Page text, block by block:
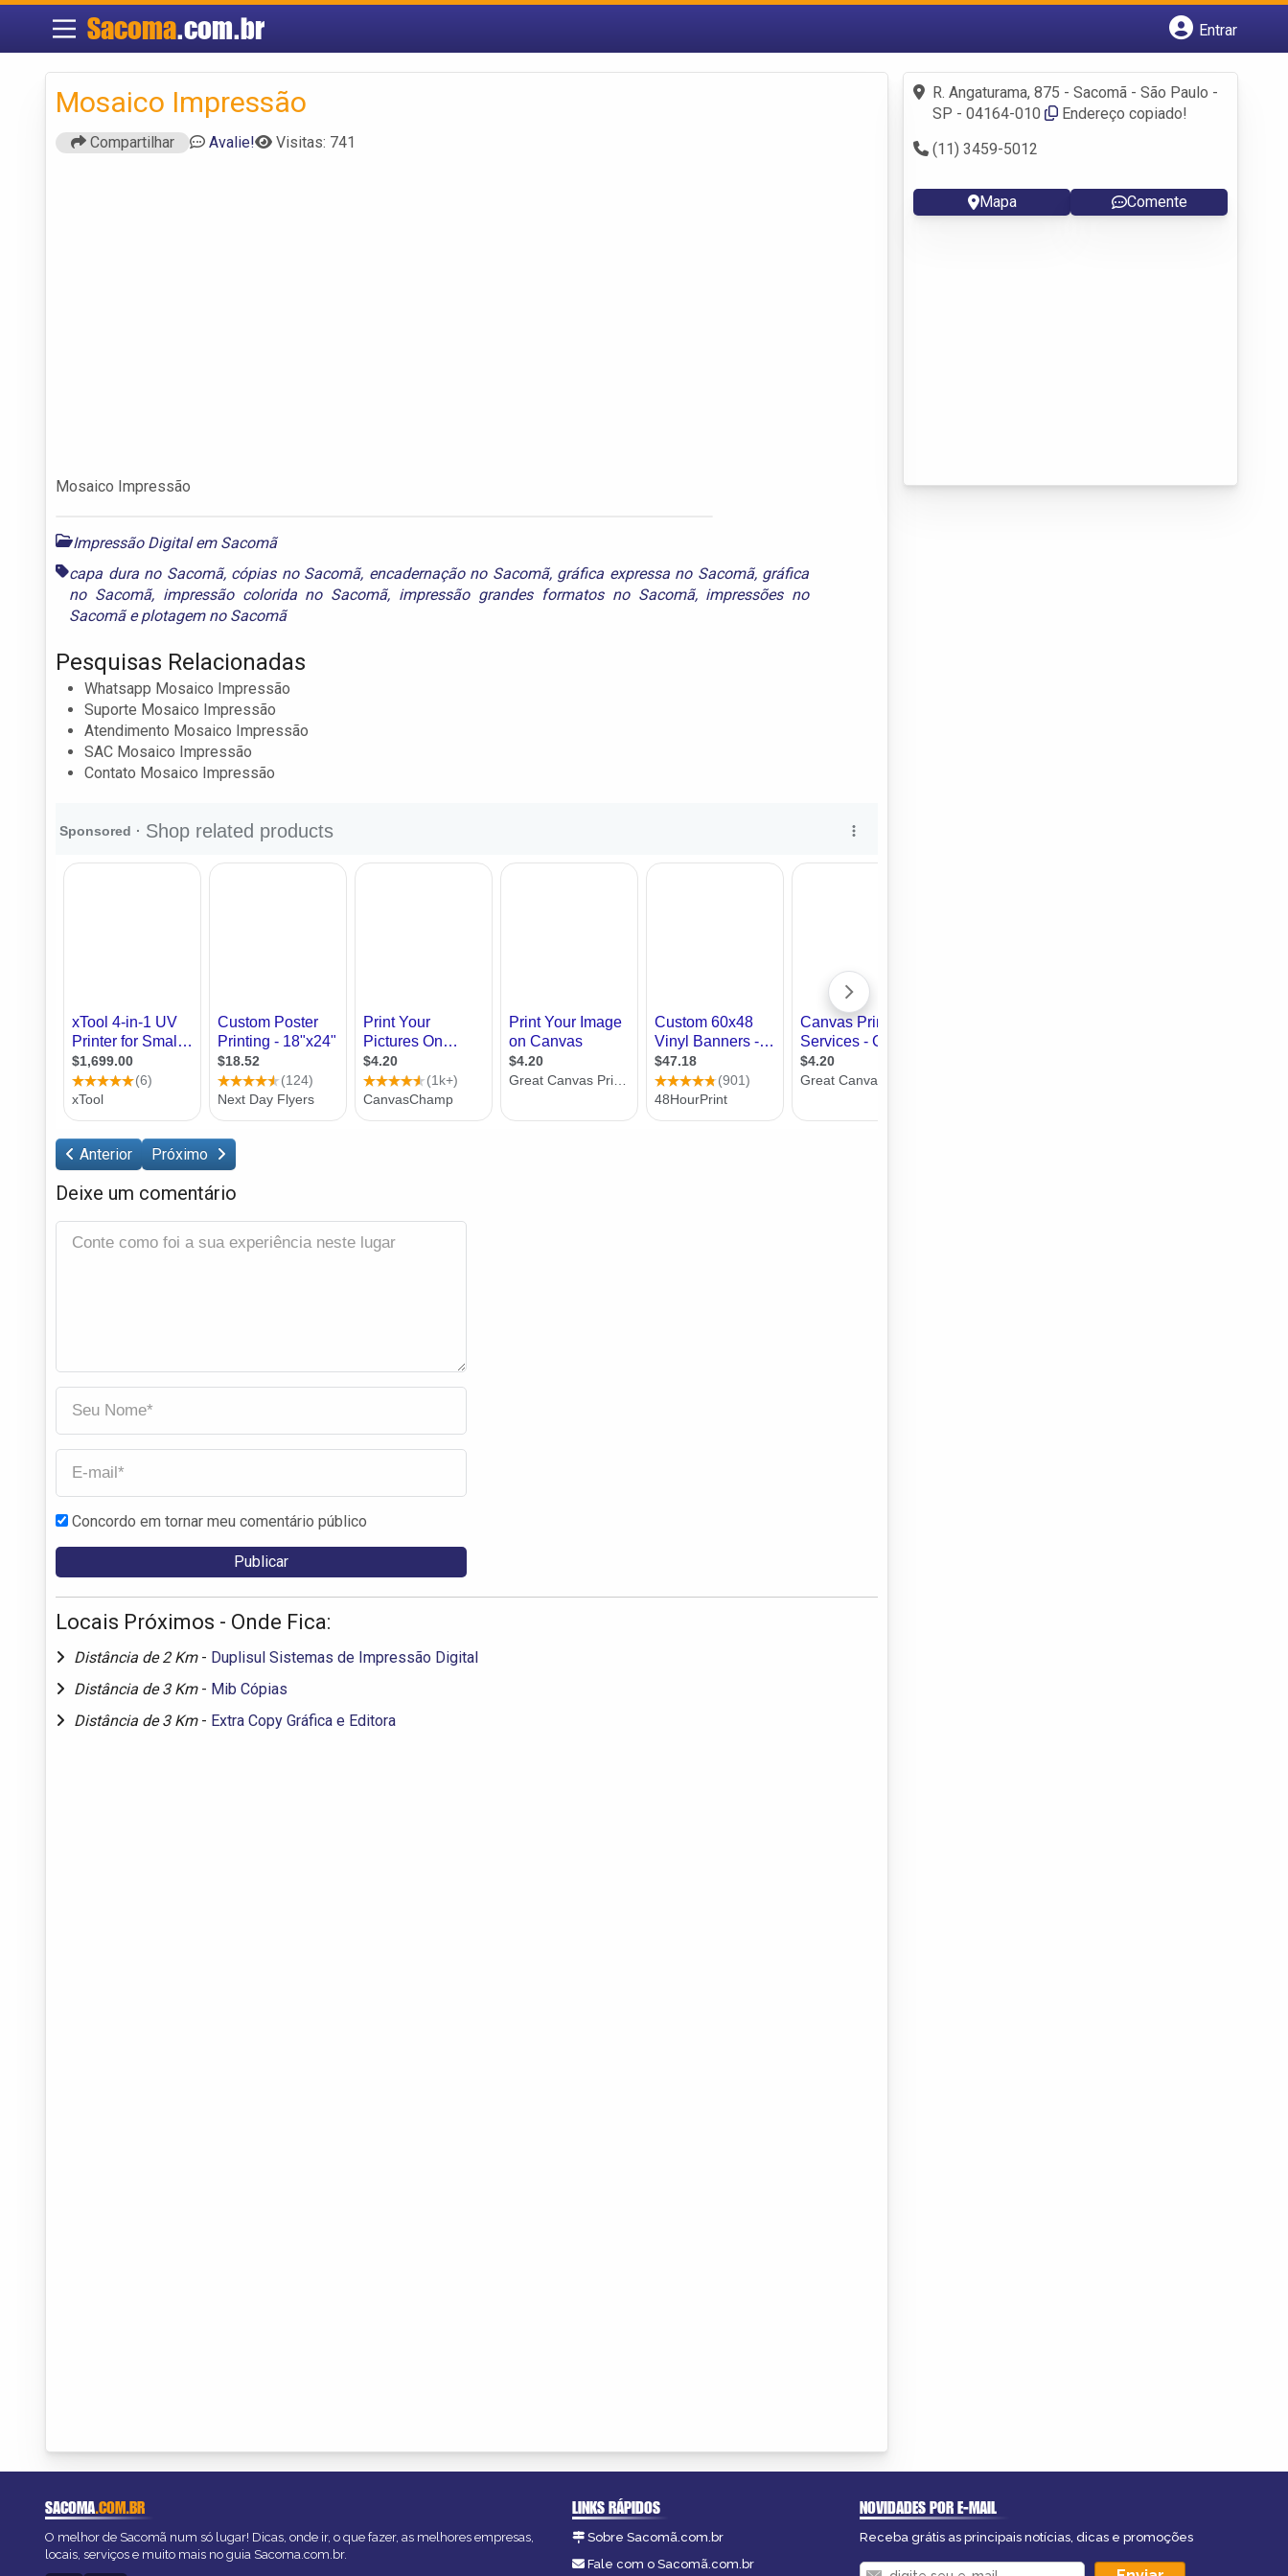
Sacoma.com.br
Entrar
Fazer login
Criar conta
Mosaico Impressão
Compartilhar Avalie! Visitas: 741
Mosaico Impressão
Impressão Digital em Sacomã
capa dura no Sacomã, cópias no Sacomã, encadernação no Sacomã, gráfica expressa no Sacomã, gráfica
no Sacomã, impressão colorida no Sacomã, impressão grandes formatos no Sacomã, impressões no
Sacomãeplotagem no Sacomã
Pesquisas Relacionadas
Whatsapp Mosaico Impressão
Suporte Mosaico Impressão
Atendimento Mosaico Impressão
SAC Mosaico Impressão
Contato Mosaico Impressão
Anterior Próximo
Deixe um comentário
Concordo em tornar meu comentário público
Locais Próximos - Onde Fica:
Distância de 2 Km - Duplisul Sistemas de Impressão Digital
Distância de 3 Km - Mib Cópias
Distância de 3 Km - Extra Copy Gráfica e Editora
R. Angaturama, 875 - Sacomã - São Paulo -
SP - 04164-010
Endereço copiado!
(11) 3459-5012
Mapa Comente
SACOMA.COM.BR
O melhor de Sacomã num só lugar! Dicas, onde ir, o que fazer, as melhores empresas,
locais, serviços e muito mais no guia Sacoma.com.br.
LINKS RÁPIDOS
Sobre Sacomã.com.br
Fale com o Sacomã.com.br
NOVIDADES POR E-MAIL
Receba grátis as principais notícias, dicas e promoções